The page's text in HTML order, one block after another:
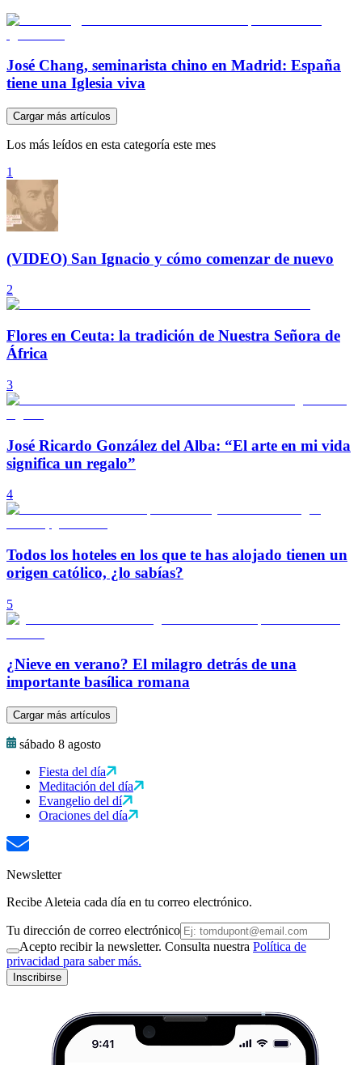
José Chang, seminarista chino en Madrid: España
tiene una Iglesia viva
Cargar más artículos
Los más leídos en esta categoría este mes
1
(VIDEO) San Ignacio y cómo comenzar de nuevo
2
Flores en Ceuta: la tradición de Nuestra Señora de
África
3
José Ricardo González del Alba: “El arte en mi vida
significa un regalo”
4
Todos los hoteles en los que te has alojado tienen un
origen católico, ¿lo sabías?
5
¿Nieve en verano? El milagro detrás de una
importante basílica romana
Cargar más artículos
sábado 8 agosto
Fiesta del día
Meditación del día
Evangelio del dí
Oraciones del día
Newsletter
Recibe Aleteia cada día en tu correo electrónico.
Tu dirección de correo electrónico
Acepto recibir la newsletter. Consulta nuestra Política de
privacidad para saber más.
Inscribirse